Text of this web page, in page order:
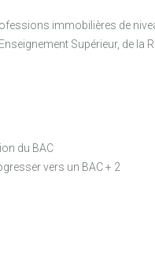
immobilières de
Supérieur, de la
du BAC
vers un BAC + 2